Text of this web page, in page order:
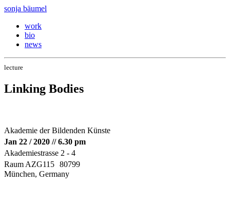
sonja bäumel
work
bio
news
lecture
Linking Bodies
Akademie der Bildenden Künste
Jan 22 / 2020 // 6.30 pm
Akademiestrasse 2 - 4
Raum AZG115 80799
München, Germany